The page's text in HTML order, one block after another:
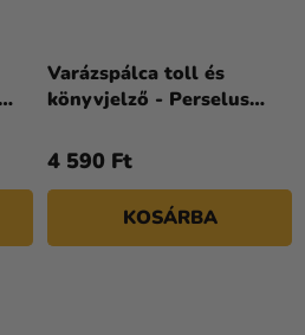
Varázspálca toll és
könyvjelző - Perselus
4 590 Ft
KOSÁRBA